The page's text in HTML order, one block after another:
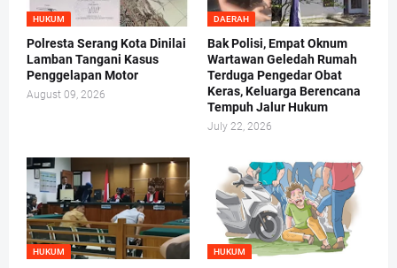
HUKUM
Polresta Serang Kota Dinilai
Lamban Tangani Kasus
Penggelapan Motor
August 09, 2026
DAERAH
Bak Polisi, Empat Oknum
Wartawan Geledah Rumah
Terduga Pengedar Obat
Keras, Keluarga Berencana
Tempuh Jalur Hukum
July 22, 2026
HUKUM HUKUM